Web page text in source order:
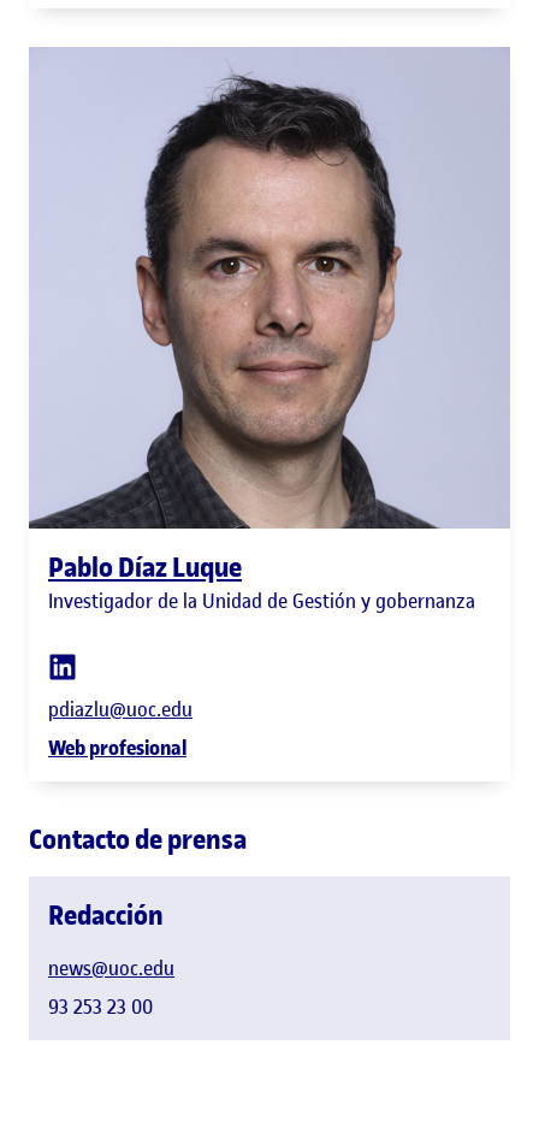
Pablo Díaz Luque
Investigador de la Unidad de Gestión y gobernanza
pdiazlu@uoc.edu
Web profesional
Contacto de prensa
Redacción
news@uoc.edu
93 253 23 00